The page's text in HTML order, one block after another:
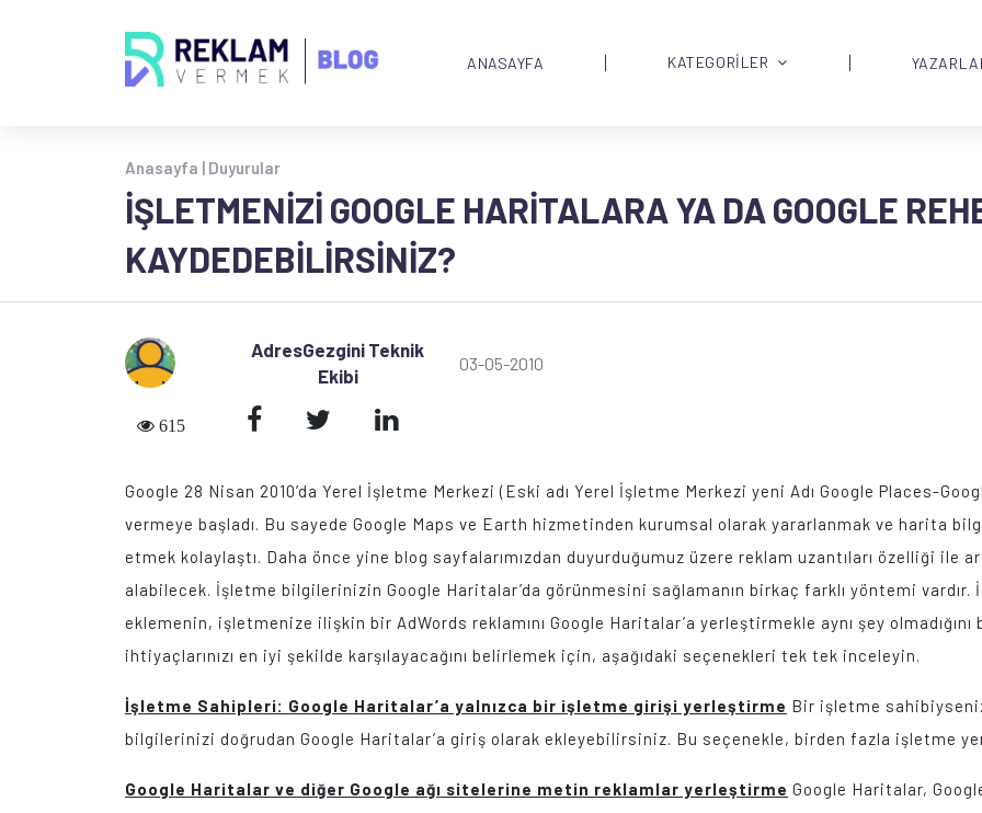
ANASAYFA KATEGORİLER
Anasayfa | Duyurular
İŞLETMENIZI GOOGLE HARITALARA YA DA GOOGLE
KAYDEDEBILIRSINIZ?
AdresGezgini Teknik
Ekibi
03-05-2010
615
Google 28 Nisan 2010’da Yerel İşletme Merkezi (Eski adı Yerel İşletme Merkezi yeni Adı Google Places-
vermeye başladı. Bu sayede Google Maps ve Earth hizmetinden kurumsal olarak yararlanmak ve harita
etmek kolaylaştı. Daha önce yine blog sayfalarımızdan duyurduğumuz üzere reklam uzantıları özelliği ile
alabilecek. İşletme bilgilerinizin Google Haritalar’da görünmesini sağlamanın birkaç farklı yöntemi
eklemenin, işletmenize ilişkin bir AdWords reklamını Google Haritalar’a yerleştirmekle aynı şey
ihtiyaçlarınızı en iyi şekilde karşılayacağını belirlemek için, aşağıdaki seçenekleri tek tek inceleyin.
İşletme Sahipleri: Google Haritalar’a yalnızca bir işletme girişi yerleştirme Bir işletme
bilgilerinizi doğrudan Google Haritalar’a giriş olarak ekleyebilirsiniz. Bu seçenekle, birden fazla işletme
Google Haritalar ve diğer Google ağı sitelerine metin reklamlar yerleştirme Google Haritalar,